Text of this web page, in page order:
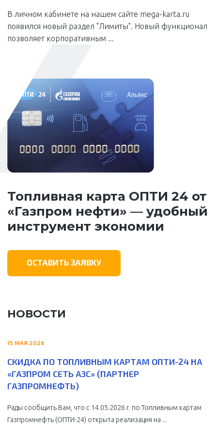
В личном кабинете на нашем сайте mega-karta.ru
появился новый раздел "Лимиты". Новый функционал
позволяет корпоративным ...
Топливная карта ОПТИ 24 от
«Газпром нефти» — удобный
инструмент экономии
ОСТАВИТЬ ЗАЯВКУ
НОВОСТИ
15 МАЯ 2026
СКИДКА ПО ТОПЛИВНЫМ КАРТАМ ОПТИ-24 НА
«ГАЗПРОМ СЕТЬ АЗС» (ПАРТНЕР
ГАЗПРОМНЕФТЬ)
Рады сообщить Вам, что с 14.05.2026 г. по Топливным картам
Газпромнефть (ОПТИ-24) открыта реализация на ...